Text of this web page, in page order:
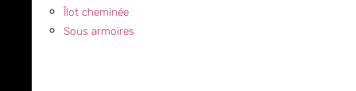
Îlot cheminée
Sous armoires